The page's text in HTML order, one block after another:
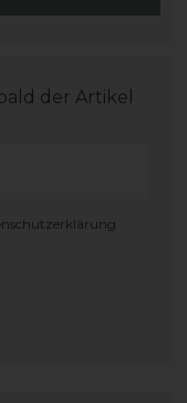
der Artikel